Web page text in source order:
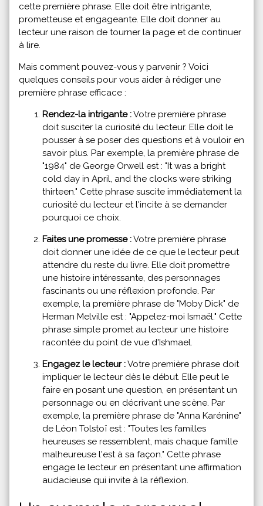
cette première phrase. Elle doit être intrigante,
prometteuse et engageante. Elle doit donner au
lecteur une raison de tourner la page et de continuer
à lire.
Mais comment pouvez-vous y parvenir ? Voici
quelques conseils pour vous aider à rédiger une
première phrase efficace :
Rendez-la intrigante :Votre première phrase
doit susciter la curiosité du lecteur. Elle doit le
pousser à se poser des questions et à vouloir en
savoir plus. Par exemple, la première phrase de
"1984" de George Orwell est : "It was a bright
cold day in April, and the clocks were striking
thirteen." Cette phrase suscite immédiatement la
curiosité du lecteur et l'incite à se demander
pourquoi ce choix.
Faites une promesse :Votre première phrase
doit donner une idée de ce que le lecteur peut
attendre du reste du livre. Elle doit promettre
une histoire intéressante, des personnages
fascinants ou une réflexion profonde. Par
exemple, la première phrase de "Moby Dick" de
Herman Melville est : "Appelez-moi Ismaël." Cette
phrase simple promet au lecteur une histoire
racontée du point de vue d'Ishmael.
Engagez le lecteur :Votre première phrase doit
impliquer le lecteur dès le début. Elle peut le
faire en posant une question, en présentant un
personnage ou en décrivant une scène. Par
exemple, la première phrase de "Anna Karénine"
de Léon Tolstoï est : "Toutes les familles
heureuses se ressemblent, mais chaque famille
malheureuse l'est à sa façon." Cette phrase
engage le lecteur en présentant une affirmation
audacieuse qui invite à la réflexion.